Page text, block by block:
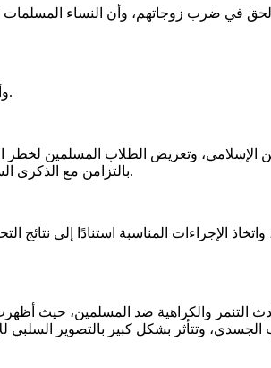
في ضرب زوجاتهم، وأن النساء المسلمات
وأكد مدير المدرسة، جميل جيرنيجان، أن مكتب التحقيقات وإدارة السجلات بدأ التحقيق في الواقعة.
بالتزامن مع الذكرى السنوية لهجمات 11 سبتمبر، مما يزيد من احتمالية تعرض الطلاب العرب والمسلمين للتنمر والتمييز.
الإجراءات المناسبة استنادًا إلى